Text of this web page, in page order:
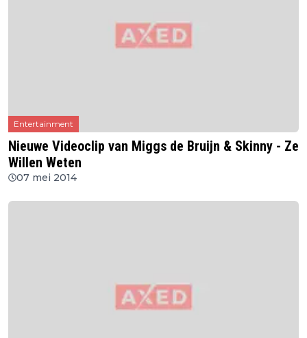
Entertainment
Nieuwe Videoclip van Miggs de Bruijn & Skinny - Ze
Willen Weten
07 mei 2014